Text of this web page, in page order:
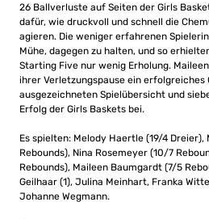
26 Ballverluste auf Seiten der Girls
dafür, wie druckvoll und schnell die
agieren. Die weniger erfahrenen
Mühe, dagegen zu halten, und so
Starting Five nur wenig Erholung.
ihrer Verletzungspause ein erfolgreiches
ausgezeichneten Spielübersicht und
Erfolg der Girls Baskets bei.
Es spielten: Melody Haertle (19/4 Dreier),
Rebounds), Nina Rosemeyer (10/7
Rebounds), Maileen Baumgardt (7/5
Geilhaar (1), Julina Meinhart, Franka
Johanne Wegmann.